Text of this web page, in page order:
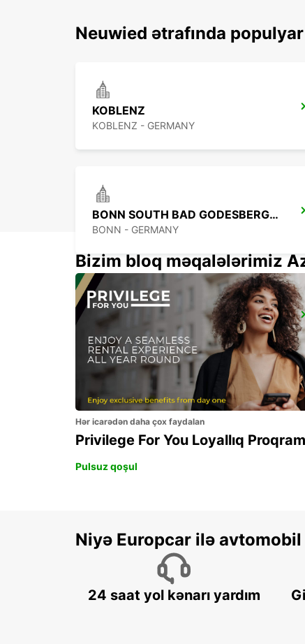
Neuwied ətrafında
KOBLENZ
KOBLENZ - GERMANY
BONN SOUTH BAD GODESBERG -IKC-
BONN - GERMANY
BONN NORTH 24H OPEN
BONN - GERMANY
Bizim bloq məqalələrimiz
Hər icarədən daha çox faydalan
Privilege For You Loyallıq
Pulsuz qoşul
Niyə Europcar ilə
24 saat yol kənarı yardım